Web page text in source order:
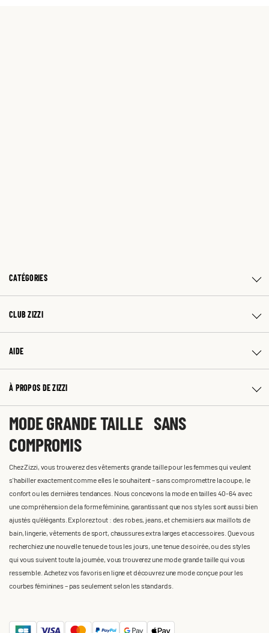
CATÉGORIES
CLUB ZIZZI
AIDE
À PROPOS DE ZIZZI
MODE GRANDE TAILLE SANS
COMPROMIS
Chez Zizzi, vous trouverez des vêtements grande taille pour les femmes qui veulent
s'habiller exactement comme elles le souhaitent – sans compromettre la coupe, le
confort ou les dernières tendances. Nous concevons la mode en tailles 40-64 avec
une compréhension de la forme féminine, garantissant que nos styles sont aussi bien
ajustés qu'élégants. Explorez tout : des robes, jeans, et chemisiers aux maillots de
bain, lingerie, vêtements de sport, chaussures extra larges et accessoires. Que vous
recherchiez une nouvelle tenue de tous les jours, une tenue de soirée, ou des styles
qui vous suivent toute la journée, vous trouverez une mode grande taille qui vous
ressemble. Achetez vos favoris en ligne et découvrez une mode conçue pour les
courbes féminines – pas seulement selon les standards.